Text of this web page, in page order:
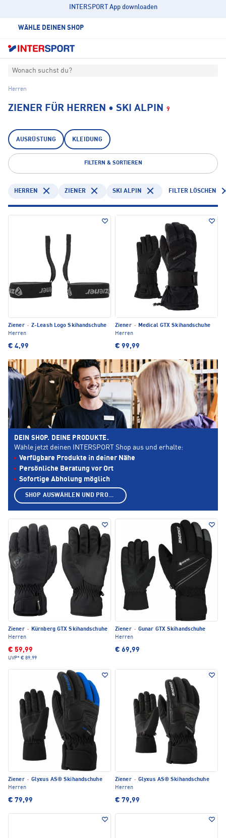
INTERSPORT App downloaden
WÄHLE DEINEN SHOP
Wonach suchst du?
Herren
ZIENER FÜR HERREN • SKI ALPIN 9
AUSRÜSTUNG KLEIDUNG
FILTERN & SORTIEREN
HERREN ZIENER SKI ALPIN FILTER LÖSCHEN
Ziener · Z-Leash Logo Skihandschuhe
Herren
€ 4,99
Ziener ·
Medical GTX Skihandschuhe
Herren
€ 99,99
Ziener · Kürnberg GTX Skihandschuhe
Herren
€ 59,99
UVP* € 89,99
Ziener · Gunar GTX Skihandschuhe
Herren
€ 69,99
Ziener · Glyxus AS® Skihandschuhe
Herren
€ 79,99
Ziener · Glyxus AS® Skihandschuhe
Herren
€ 79,99
DEIN SHOP. DEINE PRODUKTE.
Wähle jetzt deinen INTERSPORT Shop aus und erhalte:
Verfügbare Produkte in deiner Nähe
Persönliche Beratung vor Ort
Sofortige Abholung möglich
SHOP AUSWÄHLEN UND PRODUKTE ANZEIGEN